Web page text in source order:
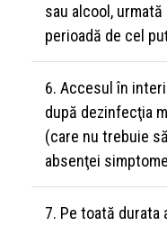
sau alcool,
perioadă de cel
Accesul în
după dezinfecţia
(care nu trebuie
absenţei
Pe toată